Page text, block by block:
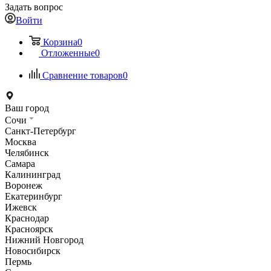
Задать вопрос
Войти
Корзина0
Отложенные0
Сравнение товаров0
Ваш город
Сочи
Санкт-Петербург
Москва
Челябинск
Самара
Калининград
Воронеж
Екатеринбург
Ижевск
Краснодар
Красноярск
Нижний Новгород
Новосибирск
Пермь